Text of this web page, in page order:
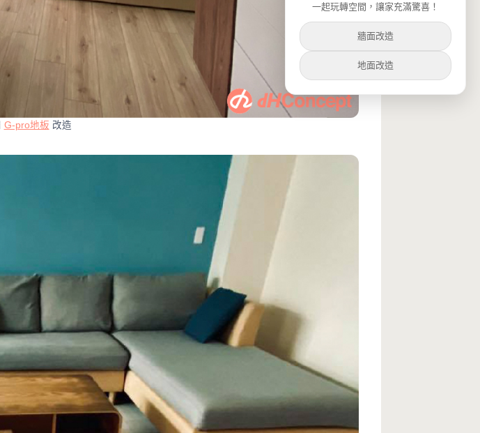
G-pro地板 改造
一起玩轉空間，讓家充滿驚喜！
牆面改造
地面改造